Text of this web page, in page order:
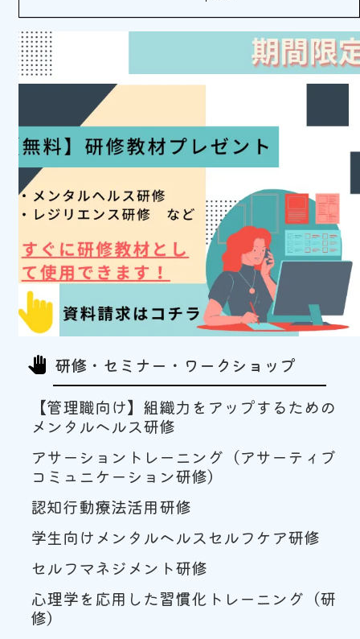
pan_tool 研修・セミナー・ワークショップ
【管理職向け】組織力をアップするための
メンタルヘルス研修
アサーショントレーニング（アサーティブ
コミュニケーション研修）
認知行動療法活用研修
学生向けメンタルヘルスセルフケア研修
セルフマネジメント研修
心理学を応用した習慣化トレーニング（研
修）